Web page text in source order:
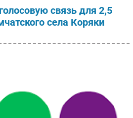
связь для 2,5
села Коряки